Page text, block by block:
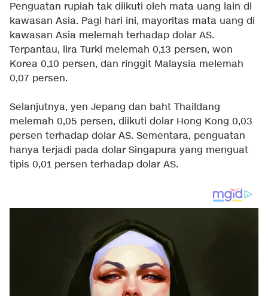
Penguatan rupiah tak diikuti oleh mata uang lain di
kawasan Asia. Pagi hari ini, mayoritas mata uang di
kawasan Asia melemah terhadap dolar AS.
Terpantau, lira Turki melemah 0,13 persen, won
Korea 0,10 persen, dan ringgit Malaysia melemah
0,07 persen.
Selanjutnya, yen Jepang dan baht Thaildang
melemah 0,05 persen, diikuti dolar Hong Kong 0,03
persen terhadap dolar AS. Sementara, penguatan
hanya terjadi pada dolar Singapura yang menguat
tipis 0,01 persen terhadap dolar AS.